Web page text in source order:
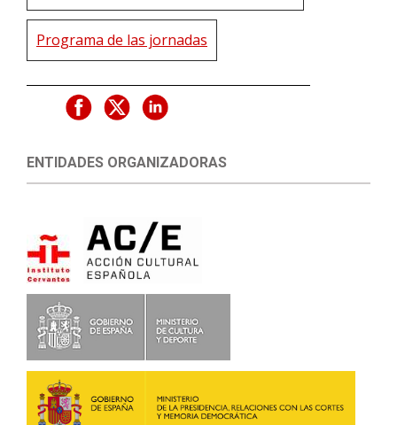
Programa de las jornadas
ENTIDADES ORGANIZADORAS